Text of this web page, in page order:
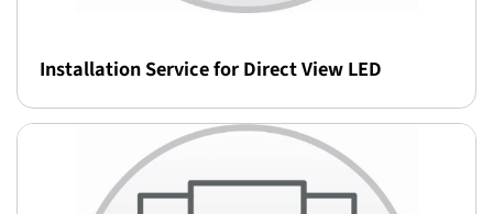
Installation Service for Direct View LED